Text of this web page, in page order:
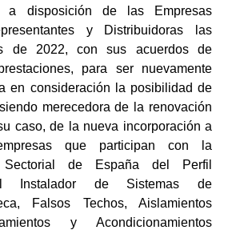
a disposición de las Empresas
y Distribuidoras las
de 2022, con sus acuerdos de
para ser nuevamente
en consideración la posibilidad de
merecedora de la renovación
caso, de la nueva incorporación a
que participan con la
Sectorial de España del Perfil
Instalador de Sistemas de
Falsos Techos, Aislamientos
y Acondicionamientos